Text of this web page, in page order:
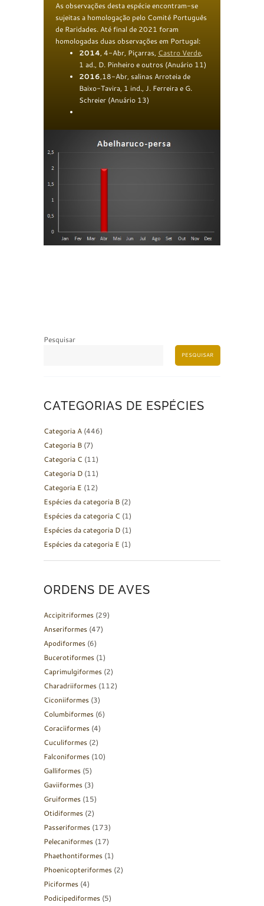
As observações desta espécie encontram-se
sujeitas a homologação pelo Comité Português
de Raridades. Até final de 2021 foram
homologadas duas observações em Portugal:
2014, 4-Abr, Piçarras, Castro Verde,
1 ad., D. Pinheiro e outros (Anuário 11)
2016,18-Abr, salinas Arroteia de
Baixo-Tavira, 1 ind., J. Ferreira e G.
Schreier (Anuário 13)
Pesquisar
PESQUISAR
CATEGORIAS DE ESPÉCIES
Categoria A (446)
Categoria B (7)
Categoria C (11)
Categoria D (11)
Categoria E (12)
Espécies da categoria B (2)
Espécies da categoria C (1)
Espécies da categoria D (1)
Espécies da categoria E (1)
ORDENS DE AVES
Accipitriformes (29)
Anseriformes (47)
Apodiformes (6)
Bucerotiformes (1)
Caprimulgiformes (2)
Charadriiformes (112)
Ciconiiformes (3)
Columbiformes (6)
Coraciiformes (4)
Cuculiformes (2)
Falconiformes (10)
Galliformes (5)
Gaviiformes (3)
Gruiformes (15)
Otidiformes (2)
Passeriformes (173)
Pelecaniformes (17)
Phaethontiformes (1)
Phoenicopteriformes (2)
Piciformes (4)
Podicipediformes (5)